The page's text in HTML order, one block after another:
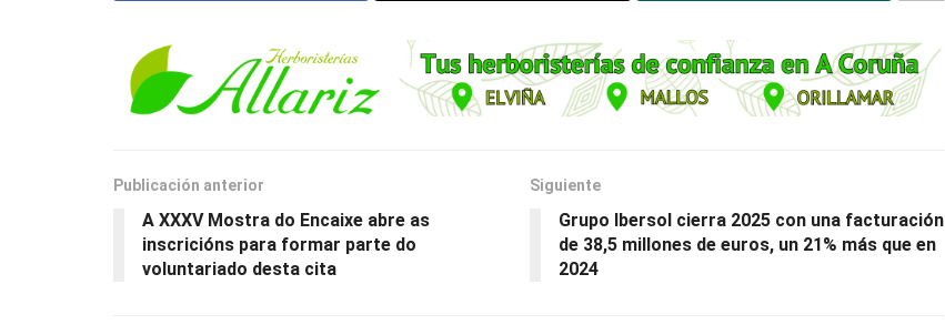
Publicación anterior
A XXXV Mostra do Encaixe abre as
inscricións para formar parte do
voluntariado desta cita
Siguiente
Grupo Ibersol cierra 2025 con una facturación
de 38,5 millones de euros, un 21% más que en
2024